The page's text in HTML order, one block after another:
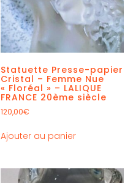
Statuette Presse-papier
Cristal – Femme Nue
« Floréal » – LALIQUE
FRANCE 20ème siècle
120,00€
Ajouter au panier